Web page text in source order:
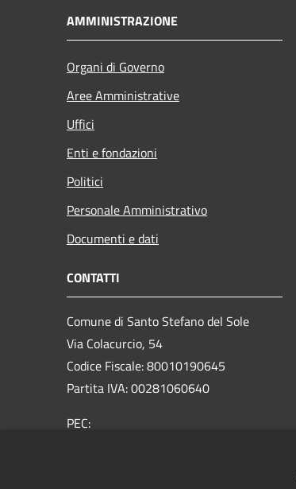
AMMINISTRAZIONE
Organi di Governo
Aree Amministrative
Uffici
Enti e fondazioni
Politici
Personale Amministrativo
Documenti e dati
CONTATTI
Comune di Santo Stefano del Sole
Via Colacurcio, 54
Codice Fiscale: 80010190645
Partita IVA: 00281060640
PEC: